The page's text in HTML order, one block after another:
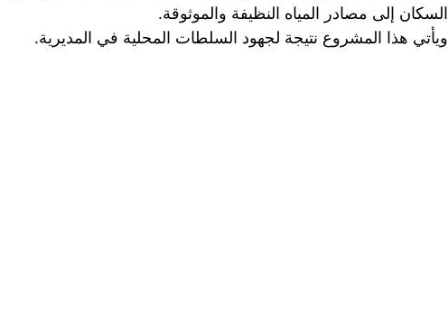
السكان إلى مصادر المياه النظيفة والموثوقة.
ويأتي هذا المشروع نتيجة لجهود السلطات المحلية في المديرية.